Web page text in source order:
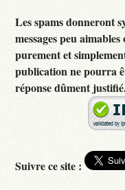
Les spams donneront
messages peu
purement et
publication ne pourra
réponse dûment
Suivre ce site :